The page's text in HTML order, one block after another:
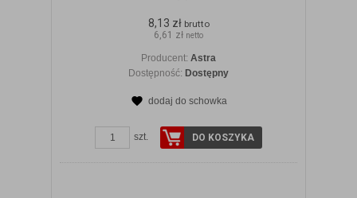
8,13 zł brutto
6,61 zł netto
Producent: Astra
Dostępność: Dostępny
dodaj do schowka
szt. DO KOSZYKA